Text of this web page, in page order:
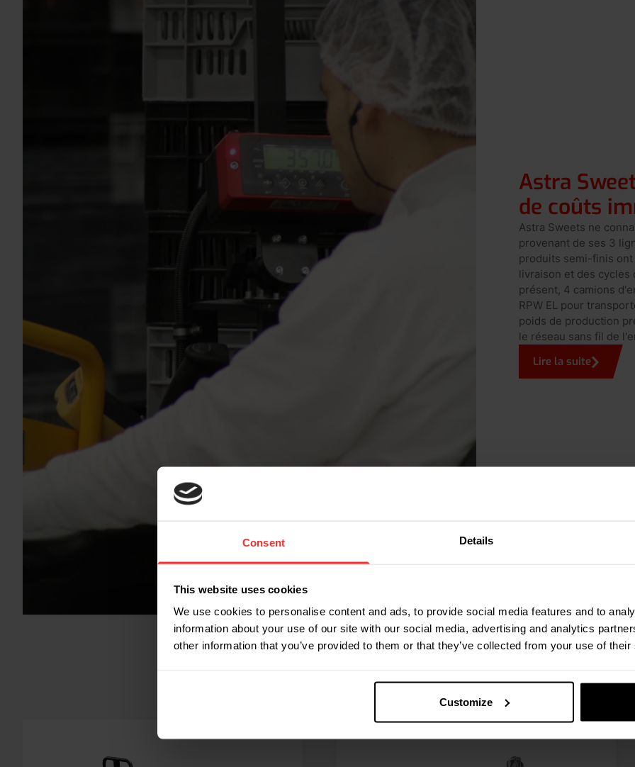
Consent Details
This website uses cookies
We use cookies to personalise content and ads, to provide social media features and to
information about your use of our site with our social media, advertising and analytics
other information that you’ve provided to them or that they’ve collected from your use of
Customize
Astra
de coûts
Astra Sweets ne
provenant de ses 3
produits semi-finis
livraison et des
présent, 4 camions
RPW EL pour
poids de production
le réseau sans fil de
Lire la suite